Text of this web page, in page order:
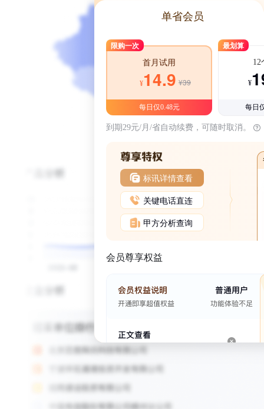
单省会员
限购一次
首月试用
¥14.9 ¥39
每日仅0.48元
最划算
12
¥
每日
到期29元/月/省自动续费，可随时取消。
标讯详情查看
关键电话直连
甲方分析查询
会员尊享权益